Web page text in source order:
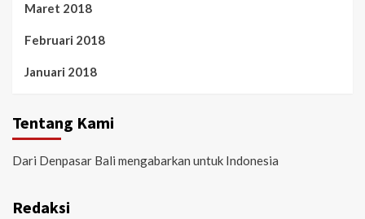
Maret 2018
Februari 2018
Januari 2018
Tentang Kami
Dari Denpasar Bali mengabarkan untuk Indonesia
Redaksi